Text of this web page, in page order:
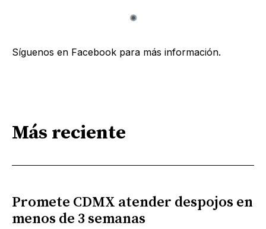
Síguenos en Facebook para más información.
Más reciente
Promete CDMX atender despojos en
menos de 3 semanas